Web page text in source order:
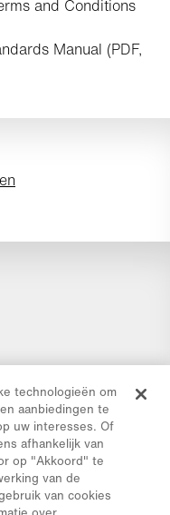
and Conditions
Manual (PDF,
technologieën om
aanbiedingen te
uw interesses. Of
afhankelijk van
op "Akkoord" te
van de
van cookies